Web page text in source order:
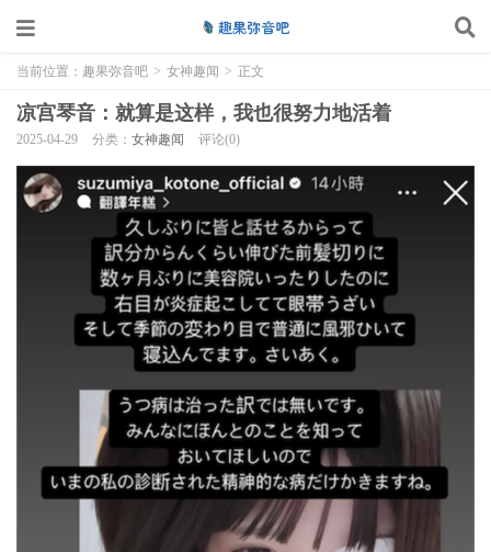
当前位置： 趣果弥音吧 > 女神趣闻 > 正文
凉宫琴音：就算是这样，我也很努力地活着
2025-04-29 分类： 女神趣闻 评论(0)